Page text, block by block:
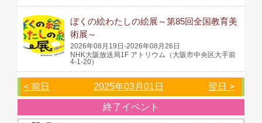
ぼくの絵わたしの絵展～第85回全国教育美
術展～
2026年08月19日-2026年08月26日
NHK大阪放送局1F アトリウム（大阪市中央区大手前
4-1-20）
< 前日 2025年03月01日 翌日 >
終了イベント